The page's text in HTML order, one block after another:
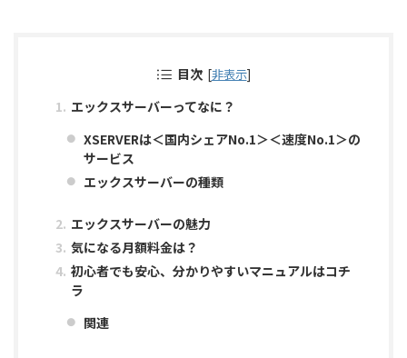
目次 [非表示]
エックスサーバーってなに？
XSERVERは＜国内シェアNo.1＞＜速度No.1＞の
サービス
エックスサーバーの種類
エックスサーバーの魅力
気になる月額料金は？
初心者でも安心、分かりやすいマニュアルはコチ
ラ
関連